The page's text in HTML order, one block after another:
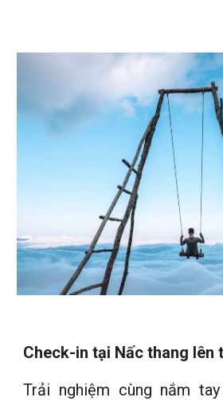
Check-in tại Nấc thang lên
Trải nghiệm cùng nắm